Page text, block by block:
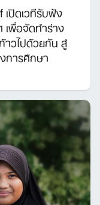
ปิดเวทีรับฟัง
เพื่อจัดทำร่าง
วไปด้วยกัน สู่
การศึกษา